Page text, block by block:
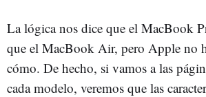
La lógica nos dice que el MacBook
que el MacBook Air, pero Apple no
cómo. De hecho, si vamos a las
cada modelo, veremos que las